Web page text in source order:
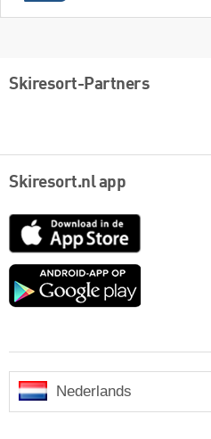
Skiresort-Partners
Skiresort.nl app
App
Google
Nederlands